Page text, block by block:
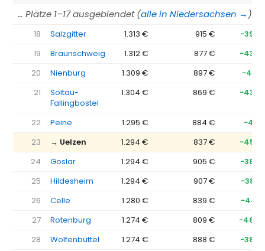
… Plätze 1–17 ausgeblendet (alle in Niedersachsen → )
18 Salzgitter 1.313 € 915 €
−398
19
Braunschweig 1.312 € 877 €
−435
20
Nienburg 1.309 € 897 €
−412
21
Soltau-
Fallingbostel
1.304 € 869 € −435
22 Peine 1.295 € 884 €
−411
23
→ Uelzen 1.294 € 837 €
−457
24
Goslar 1.294 € 905 €
−389
25
Hildesheim 1.294 € 907 €
−387
26
Celle 1.280 € 839 €
−441
27
Rotenburg 1.274 € 809 €
−465
28
Wolfenbüttel 1.274 € 888 € −386